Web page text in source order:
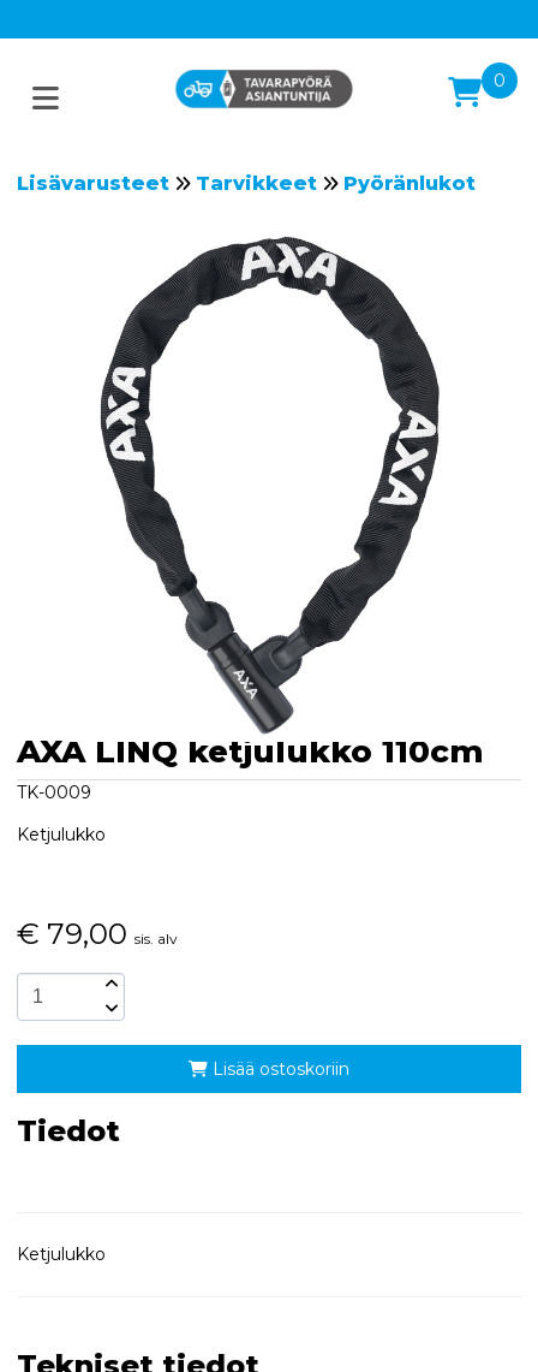
0
Lisävarusteet Tarvikkeet Pyöränlukot
AXA LINQ ketjulukko 110cm
TK-0009
Ketjulukko
€ 79,00 sis. alv
Lisää ostoskoriin
Tiedot
Ketjulukko
Tekniset tiedot